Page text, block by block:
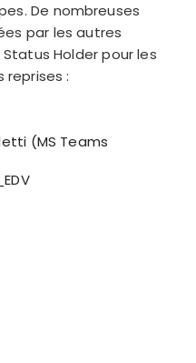
De nombreuses
par les autres
Holder pour les
reprises :
(MS Teams